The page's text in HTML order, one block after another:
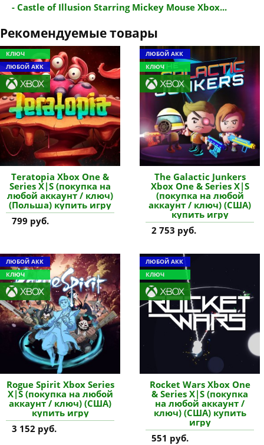
- Castle of Illusion Starring Mickey Mouse Xbox...
Рекомендуемые товары
КЛЮЧ
ЛЮБОЙ АКК
Teratopia Xbox One &
Series X|S (покупка на
любой аккаунт / ключ)
(Польша) купить игру
799 руб.
ЛЮБОЙ АКК
КЛЮЧ
The Galactic Junkers
Xbox One & Series X|S
(покупка на любой
аккаунт / ключ) (США)
купить игру
2 753 руб.
ЛЮБОЙ АКК
КЛЮЧ
Rogue Spirit Xbox Series
X|S (покупка на любой
аккаунт / ключ) (США)
купить игру
3 152 руб.
ЛЮБОЙ АКК
КЛЮЧ
Rocket Wars Xbox One
& Series X|S (покупка
на любой аккаунт /
ключ) (США) купить
игру
551 руб.